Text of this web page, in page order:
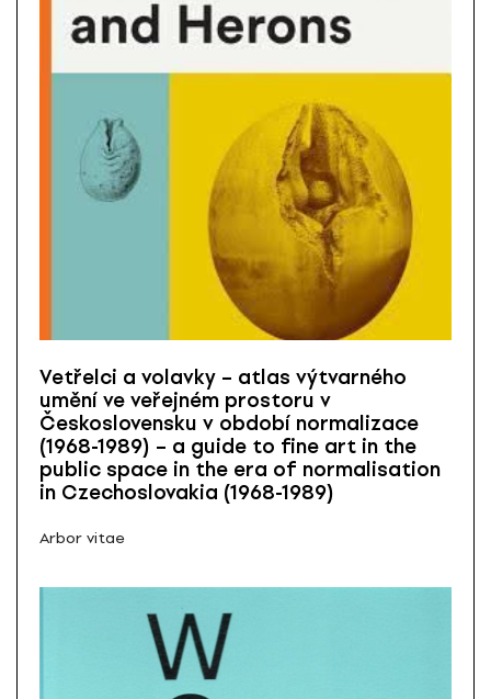
Vetřelci a volavky – atlas výtvarného
umění ve veřejném prostoru v
Československu v období normalizace
(1968-1989) – a guide to fine art in the
public space in the era of normalisation
in Czechoslovakia (1968-1989)
Arbor vitae